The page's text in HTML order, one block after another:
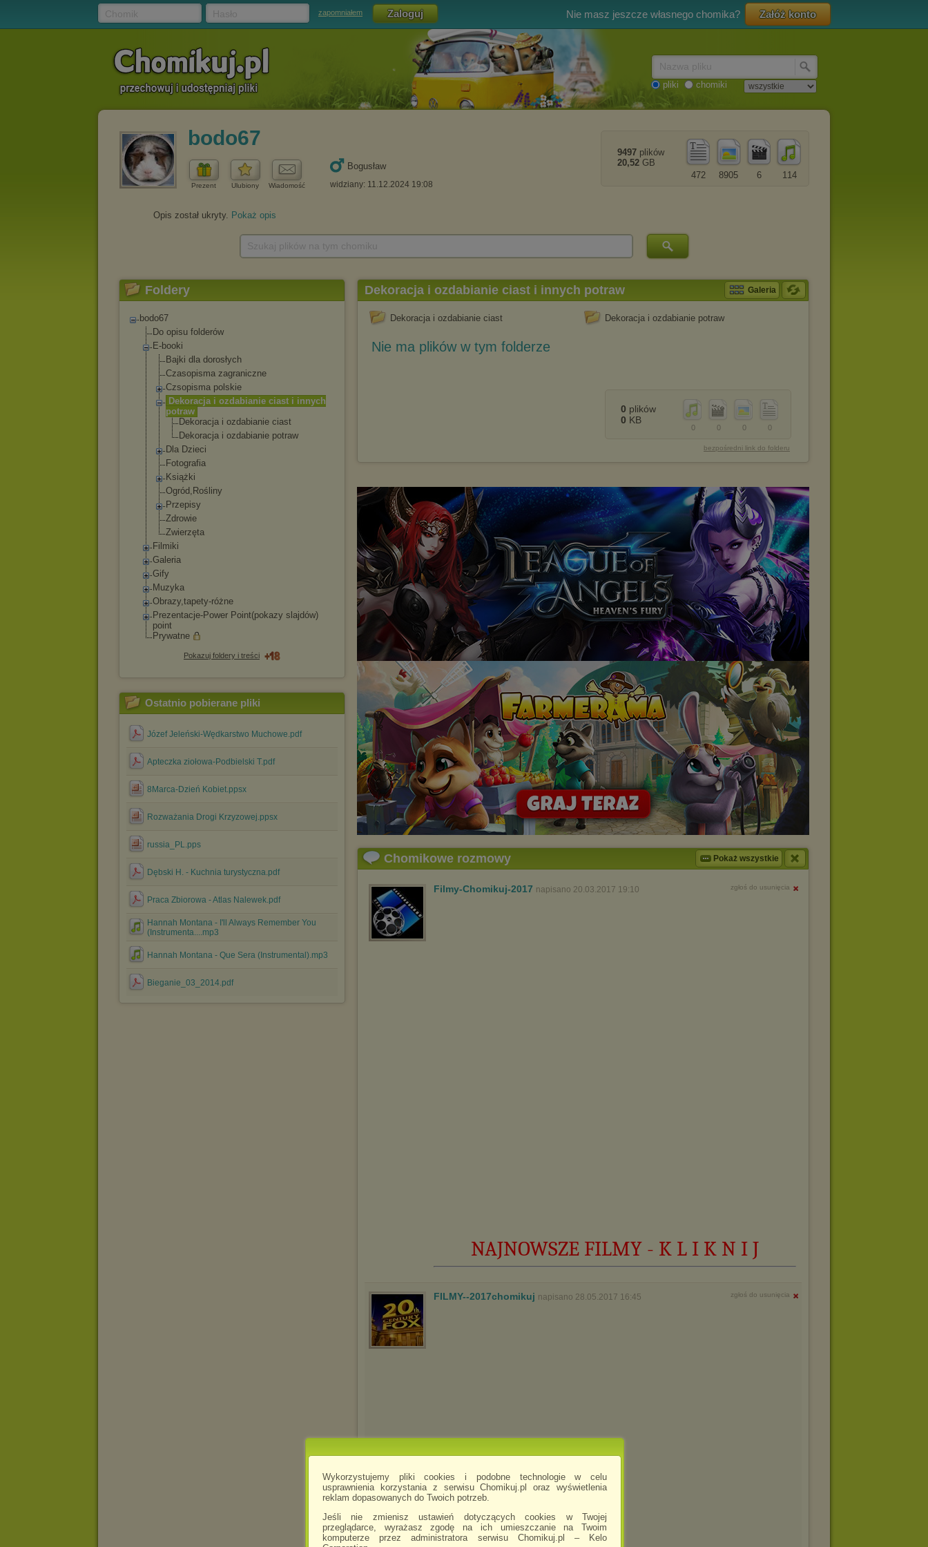
Wykorzystujemy pliki cookies i podobne technologie w celu
usprawnienia korzystania z serwisu Chomikuj.pl oraz wyświetlenia
reklam dopasowanych do Twoich potrzeb.
Jeśli nie zmienisz ustawień dotyczących cookies w Twojej
przeglądarce, wyrażasz zgodę na ich umieszczanie na Twoim
komputerze przez administratora serwisu Chomikuj.pl – Kelo
zapomniałem Nie masz jeszcze własnego chomika? Załóż konto
pliki chomiki
bodo67
Prezent Ulubiony Wiadomość
Bogusław
widziany: 11.12.2024 19:08
114
6
8905
472
9497 plików
20,52 GB
Opis został ukryty. Pokaż opis
Foldery
bodo67
Do opisu folderów
E-booki
Bajki dla dorosłych
Czasopisma zagraniczne
Czsopisma polskie
Dekoracja i ozdabianie ciast i innych
potraw
Dekoracja i ozdabianie ciast
Dekoracja i ozdabianie potraw
Dla Dzieci
Fotografia
Książki
Ogród,Rośliny
Przepisy
Zdrowie
Zwierzęta
Filmiki
Galeria
Gify
Muzyka
Obrazy,tapety-różne
Prezentacje-Power Point(pokazy slajdów)
point
Prywatne
Pokazuj foldery i treści
Ostatnio pobierane pliki
Józef Jeleński-Wędkarstwo Muchowe.pdf
Apteczka ziołowa-Podbielski T.pdf
8Marca-Dzień Kobiet.ppsx
Rozważania Drogi Krzyzowej.ppsx
russia_PL.pps
Dębski H. - Kuchnia turystyczna.pdf
Praca Zbiorowa - Atlas Nalewek.pdf
Hannah Montana - I'll Always Remember You
(Instrumenta....mp3
Hannah Montana - Que Sera (Instrumental).mp3
Bieganie_03_2014.pdf
Dekoracja i ozdabianie ciast i innych potraw Galeria
Dekoracja i ozdabianie ciast Dekoracja i ozdabianie potraw
Nie ma plików w tym folderze
0
0
0
0
0 plików
0 KB
bezpośredni link do folderu
Chomikowe rozmowy Pokaż wszystkie
Filmy-Chomikuj-2017 napisano 20.03.2017 19:10 zgłoś do usunięcia
NAJNOWSZE FILMY - K L I K N I J
FILMY--2017chomikuj napisano 28.05.2017 16:45 zgłoś do usunięcia